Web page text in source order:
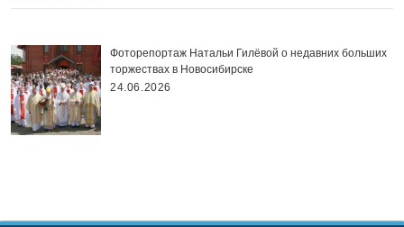
Фоторепортаж Натальи Гилёвой о недавних больших
торжествах в Новосибирске
24.06.2026